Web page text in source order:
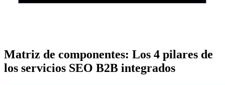
Matriz de componentes: Los 4 pilares de
los servicios SEO B2B integrados